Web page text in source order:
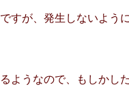
すが、発生しないよう
ようなので、もしかし